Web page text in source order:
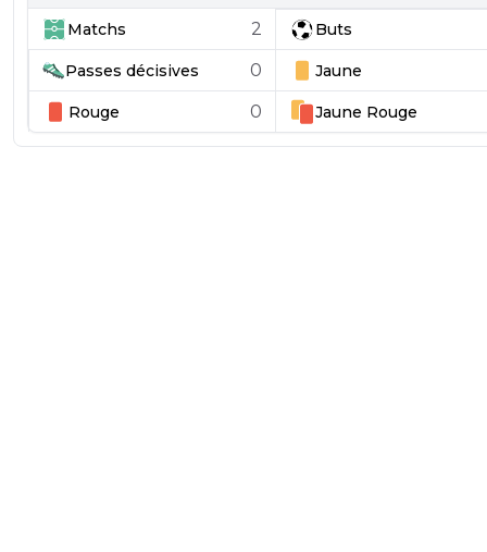
Matchs 2 Buts
Passes décisives 0 Jaune
Rouge 0 Jaune Rouge